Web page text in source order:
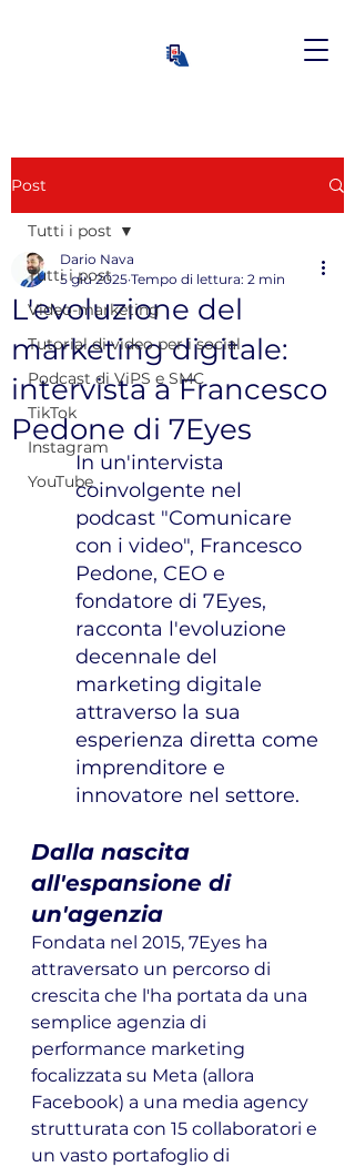
Post
Tutti i post
Video-marketing
Tutorial di video per i social
Podcast di ViPS e SMC
TikTok
Instagram
YouTube
Tutti i post
L'evoluzione del
marketing digitale:
intervista a Francesco
Pedone di 7Eyes
Dario Nava
5 giu 2025 Tempo di lettura: 2 min
In un'intervista
coinvolgente nel
podcast "Comunicare
con i video", Francesco
Pedone, CEO e
fondatore di 7Eyes,
racconta l'evoluzione
decennale del
marketing digitale
attraverso la sua
esperienza diretta come
imprenditore e
innovatore nel settore.
Dalla nascita
all'espansione di
un'agenzia
Fondata nel 2015, 7Eyes ha
attraversato un percorso di
crescita che l'ha portata da una
semplice agenzia di
performance marketing
focalizzata su Meta (allora
Facebook) a una media agency
strutturata con 15 collaboratori e
un vasto portafoglio di